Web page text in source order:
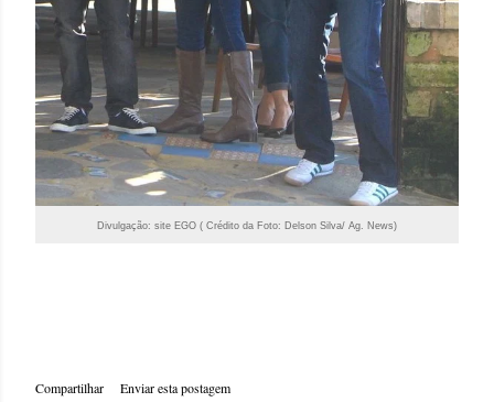
Divulgação: site EGO ( Crédito da Foto: Delson Silva/ Ag. News)
Compartilhar
Enviar esta postagem